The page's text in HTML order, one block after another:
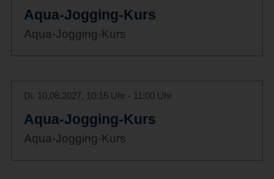
Aqua-Jogging-Kurs
Aqua-Jogging-Kurs
Di. 10.08.2027, 10:15 Uhr - 11:00 Uhr
Aqua-Jogging-Kurs
Aqua-Jogging-Kurs